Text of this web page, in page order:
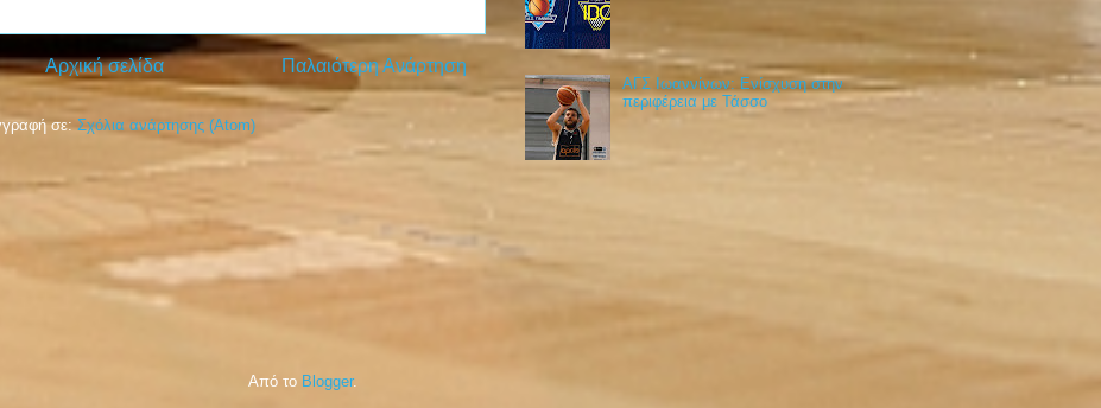
Παλαιότερη Ανάρτηση
Αρχική σελίδα
σε: Σχόλια ανάρτησης (Atom)
ΑΓΣ Ιωαννίνων: Ενίσχυση στην
περιφέρεια με Τάσσο
Από το Blogger.